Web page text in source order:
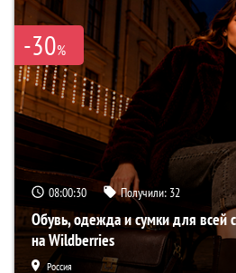
-30%
08:00:29 Получили: 32
Обувь, одежда и сумки для всей
на Wildberries
Россия